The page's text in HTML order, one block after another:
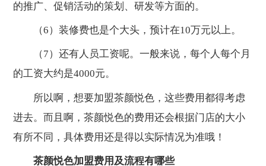
的推广、促销活动的策划、研发等方面的。
（6）装修费也是个大头，预计在10万元以上。
（7）还有人员工资呢。一般来说，每个人每个月
的工资大约是4000元。
所以啊，想要加盟茶颜悦色，这些费用都得考虑
进去。而且啊，茶颜悦色的费用还会根据门店的大小
有所不同，具体费用还是得以实际情况为准哦！
茶颜悦色加盟费用及流程有哪些